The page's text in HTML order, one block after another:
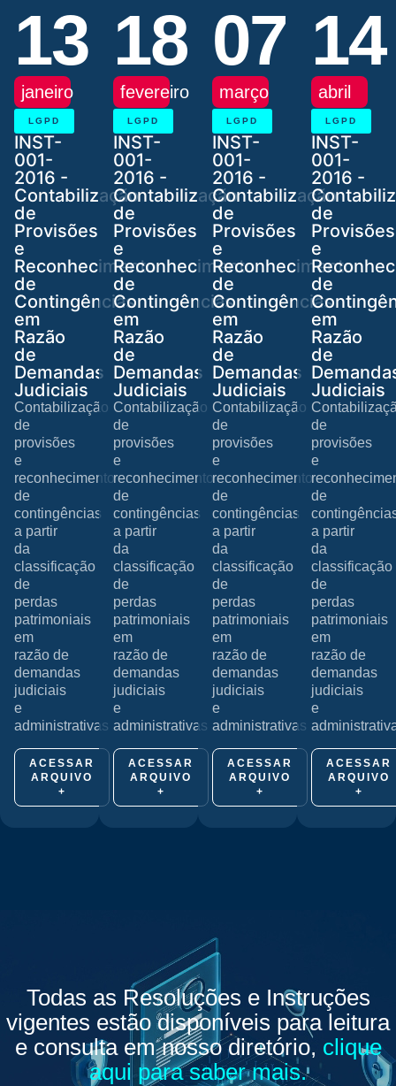
13
janeiro
LGPD
INST-
001-
2016 -
Contabilização
de
Provisões
e
Reconhecimento
de
Contingências
em
Razão
de
Demandas
Judiciais
Contabilização
de
provisões
e
reconhecimento
de
contingências
a partir
da
classificação
de
perdas
patrimoniais
em
razão de
demandas
judiciais
e
administrativas
ACESSAR
ARQUIVO
+
18
fevereiro
LGPD
INST-
001-
2016 -
Contabilização
de
Provisões
e
Reconhecimento
de
Contingências
em
Razão
de
Demandas
Judiciais
Contabilização
de
provisões
e
reconhecimento
de
contingências
a partir
da
classificação
de
perdas
patrimoniais
em
razão de
demandas
judiciais
e
administrativas
ACESSAR
ARQUIVO
+
07
março
LGPD
INST-
001-
2016 -
Contabilização
de
Provisões
e
Reconhecimento
de
Contingências
em
Razão
de
Demandas
Judiciais
Contabilização
de
provisões
e
reconhecimento
de
contingências
a partir
da
classificação
de
perdas
patrimoniais
em
razão de
demandas
judiciais
e
administrativas
ACESSAR
ARQUIVO
+
14
abril
LGPD
INST-
001-
2016 -
de
Provisões
e
de
em
Razão
de
Judiciais
de
provisões
e
de
a partir
da
classificação
de
perdas
patrimoniais
em
razão de
demandas
judiciais
e
ACESSAR
ARQUIVO
+
Todas as Resoluções e Instruções
vigentes estão disponíveis para leitura
e consulta em nosso diretório, clique
aqui para saber mais.